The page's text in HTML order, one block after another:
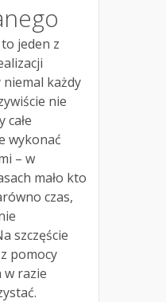
jeden z
każdy
nie
całe
wykonać
– w
mało kto
czas,
szczęście
pomocy
w razie